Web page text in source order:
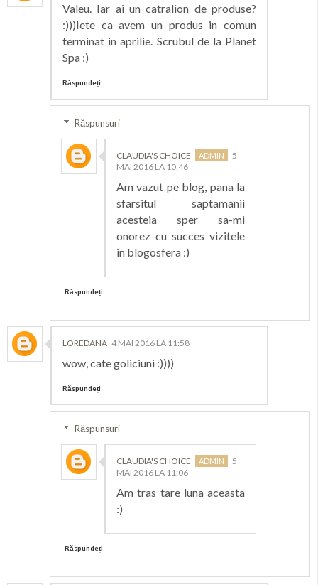
Valeu. Iar ai un catralion de produse?
:)))Iete ca avem un produs in comun
terminat in aprilie. Scrubul de la Planet
Spa :)
Răspundeți
Răspunsuri
CLAUDIA'S CHOICE
5
MAI 2016 LA 10:46
Am vazut pe blog, pana la
sfarsitul saptamanii
acesteia sper sa-mi
onorez cu succes vizitele
in blogosfera :)
Răspundeți
LOREDANA 4 MAI 2016 LA 11:58
wow, cate goliciuni :))))
Răspundeți
Răspunsuri
CLAUDIA'S CHOICE
5
MAI 2016 LA 11:06
Am tras tare luna aceasta
:)
Răspundeți